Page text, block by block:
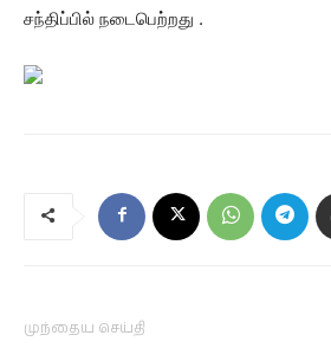
சந்திப்பில் நடைபெற்றது .
முந்தைய செய்தி